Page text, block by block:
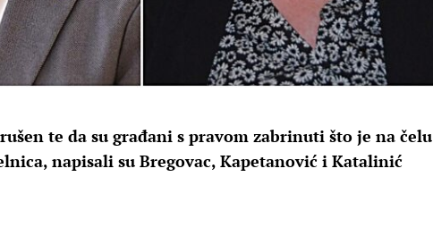
te da su građani s pravom zabrinuti što je na čelu
napisali su Bregovac, Kapetanović i Katalinić